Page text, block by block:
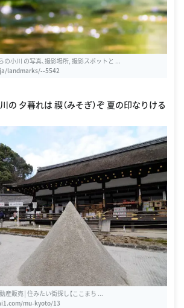
の小川 の写真、撮影場所, 撮影スポットと ...
landmarks/--5542
の 夕暮れは 禊（みそぎ）ぞ 夏の印なりける
産販売│住みたい街探し【ここまち ...
mu-kyoto/13